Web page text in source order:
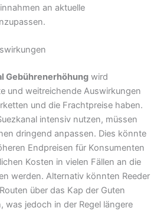
an aktuelle
Gebührenerhöhung wird
und weitreichende Auswirkungen
und die Frachtpreise haben.
intensiv nutzen, müssen
dringend anpassen. Dies könnte
Endpreisen für Konsumenten
Kosten in vielen Fällen an die
werden. Alternativ könnten Reeder
über das Kap der Guten
was jedoch in der Regel längere